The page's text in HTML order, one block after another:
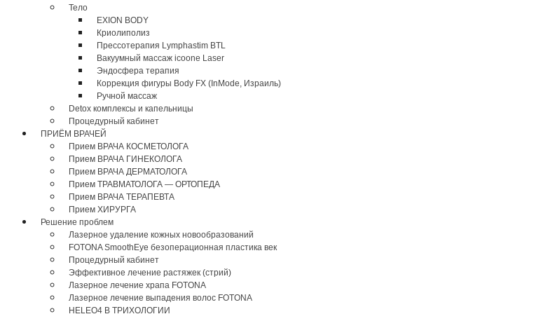
Тело
EXION BODY
Криолиполиз
Прессотерапия Lymphastim BTL
Вакуумный массаж icoone Laser
Эндосфера терапия
Коррекция фигуры Body FX (InMode, Израиль)
Ручной массаж
Detox комплексы и капельницы
Процедурный кабинет
ПРИЁМ ВРАЧЕЙ
Прием ВРАЧА КОСМЕТОЛОГА
Прием ВРАЧА ГИНЕКОЛОГА
Прием ВРАЧА ДЕРМАТОЛОГА
Прием ТРАВМАТОЛОГА — ОРТОПЕДА
Прием ВРАЧА ТЕРАПЕВТА
Прием ХИРУРГА
Решение проблем
Лазерное удаление кожных новообразований
FOTONA SmoothEye безоперационная пластика век
Процедурный кабинет
Эффективное лечение растяжек (стрий)
Лазерное лечение храпа FOTONA
Лазерное лечение выпадения волос FOTONA
HELEO4 В ТРИХОЛОГИИ